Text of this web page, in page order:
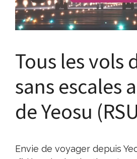
Tous les vols
sans escales
de Yeosu
Envie de voyager depuis